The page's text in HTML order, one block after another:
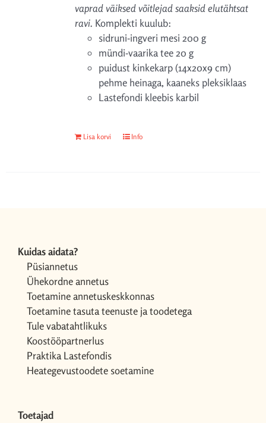
vaprad väiksed võitlejad saaksid elutähtsat
ravi. Komplekti kuulub:
sidruni-ingveri mesi 200 g
mündi-vaarika tee 20 g
puidust kinkekarp (14x20x9 cm)
pehme heinaga, kaaneks pleksiklaas
Lastefondi kleebis karbil
Lisa korvi Info
Kuidas aidata?
Püsiannetus
Ühekordne annetus
Toetamine annetuskeskkonnas
Toetamine tasuta teenuste ja toodetega
Tule vabatahtlikuks
Koostööpartnerlus
Praktika Lastefondis
Heategevustoodete soetamine
Toetajad